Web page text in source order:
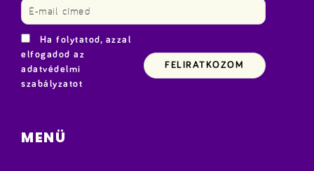
Ha folytatod, azzal
elfogadod az
adatvédelmi
szabályzatot
MENÜ